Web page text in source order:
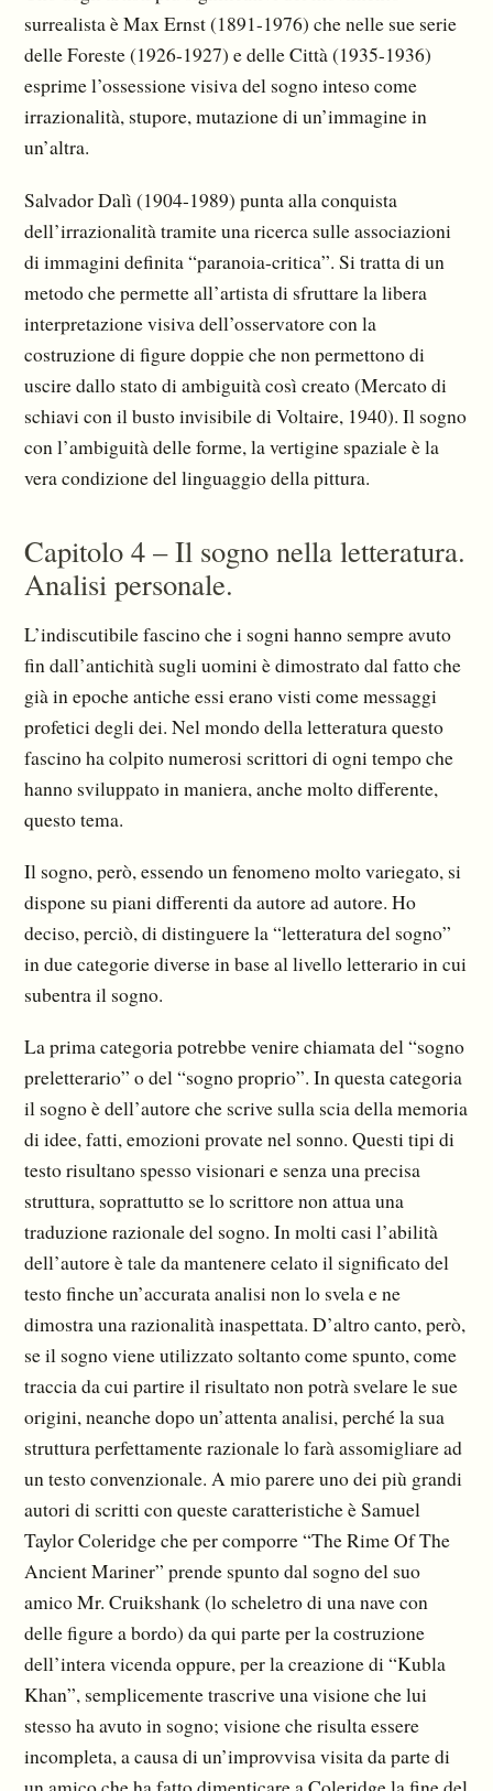
surrealista è Max Ernst (1891-1976) che nelle sue serie
delle Foreste (1926-1927) e delle Città (1935-1936)
esprime l’ossessione visiva del sogno inteso come
irrazionalità, stupore, mutazione di un’immagine in
un’altra.
Salvador Dalì (1904-1989) punta alla conquista
dell’irrazionalità tramite una ricerca sulle associazioni
di immagini definita “paranoia-critica”. Si tratta di un
metodo che permette all’artista di sfruttare la libera
interpretazione visiva dell’osservatore con la
costruzione di figure doppie che non permettono di
uscire dallo stato di ambiguità così creato (Mercato di
schiavi con il busto invisibile di Voltaire, 1940). Il sogno
con l’ambiguità delle forme, la vertigine spaziale è la
vera condizione del linguaggio della pittura.
Capitolo 4 – Il sogno nella letteratura.
Analisi personale.
L’indiscutibile fascino che i sogni hanno sempre avuto
fin dall’antichità sugli uomini è dimostrato dal fatto che
già in epoche antiche essi erano visti come messaggi
profetici degli dei. Nel mondo della letteratura questo
fascino ha colpito numerosi scrittori di ogni tempo che
hanno sviluppato in maniera, anche molto differente,
questo tema.
Il sogno, però, essendo un fenomeno molto variegato, si
dispone su piani differenti da autore ad autore. Ho
deciso, perciò, di distinguere la “letteratura del sogno”
in due categorie diverse in base al livello letterario in cui
subentra il sogno.
La prima categoria potrebbe venire chiamata del “sogno
preletterario” o del “sogno proprio”. In questa categoria
il sogno è dell’autore che scrive sulla scia della memoria
di idee, fatti, emozioni provate nel sonno. Questi tipi di
testo risultano spesso visionari e senza una precisa
struttura, soprattutto se lo scrittore non attua una
traduzione razionale del sogno. In molti casi l’abilità
dell’autore è tale da mantenere celato il significato del
testo finche un’accurata analisi non lo svela e ne
dimostra una razionalità inaspettata. D’altro canto, però,
se il sogno viene utilizzato soltanto come spunto, come
traccia da cui partire il risultato non potrà svelare le sue
origini, neanche dopo un’attenta analisi, perché la sua
struttura perfettamente razionale lo farà assomigliare ad
un testo convenzionale. A mio parere uno dei più grandi
autori di scritti con queste caratteristiche è Samuel
Taylor Coleridge che per comporre “The Rime Of The
Ancient Mariner” prende spunto dal sogno del suo
amico Mr. Cruikshank (lo scheletro di una nave con
delle figure a bordo) da qui parte per la costruzione
dell’intera vicenda oppure, per la creazione di “Kubla
Khan”, semplicemente trascrive una visione che lui
stesso ha avuto in sogno; visione che risulta essere
incompleta, a causa di un’improvvisa visita da parte di